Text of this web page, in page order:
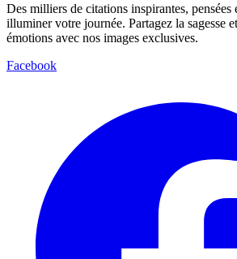
Des milliers de citations inspirantes, pensées
illuminer votre journée. Partagez la sagesse
émotions avec nos images exclusives.
Facebook